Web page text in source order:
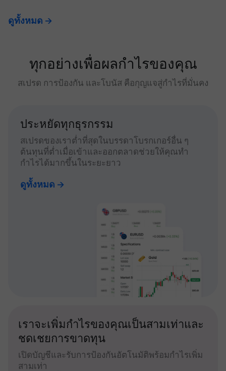
ดูทั้งหมด
ทุกอย่างเพื่อผลกำไรของคุณ
สเปรด การป้องกัน และโบนัส คือกุญแจสู่กำไรที่มั่นคง
ประหยัดทุกธุรกรรม
สเปรดของเราต่ำที่สุดในบรรดาโบรกเกอร์อื่น ๆ
ต้นทุนที่ต่ำเมื่อเข้าและออกตลาดช่วยให้คุณทำ
กำไรได้มากขึ้นในระยะยาว
ดูทั้งหมด
เราจะเพิ่มกำไรของคุณเป็นสามเท่าและ
ชดเชยการขาดทุน
เปิดบัญชีและรับการป้องกันอัตโนมัติพร้อมกำไรเพิ่ม
สามเท่า